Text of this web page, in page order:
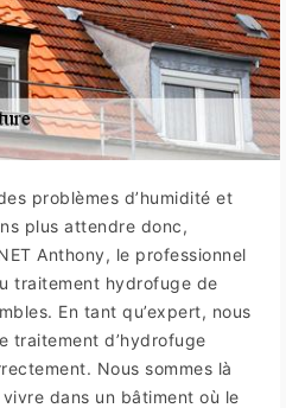
problèmes d’humidité et
plus attendre donc,
Anthony, le professionnel
traitement hydrofuge de
En tant qu’expert, nous
traitement d’hydrofuge
Nous sommes là
dans un bâtiment où le